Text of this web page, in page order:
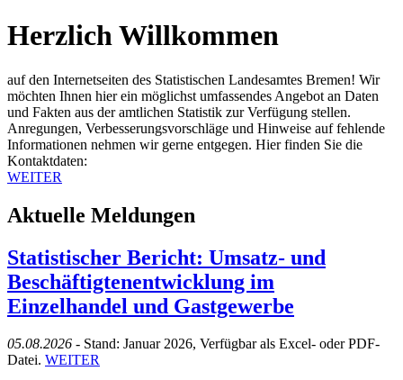
Herzlich Willkommen
auf den Internetseiten des Statistischen Landesamtes Bremen! Wir
möchten Ihnen hier ein möglichst umfassendes Angebot an Daten
und Fakten aus der amtlichen Statistik zur Verfügung stellen.
Anregungen, Verbesserungsvorschläge und Hinweise auf fehlende
Informationen nehmen wir gerne entgegen. Hier finden Sie die
Kontaktdaten:
WEITER
Aktuelle Meldungen
Statistischer Bericht: Umsatz- und
Beschäftigtenentwicklung im
Einzelhandel und Gastgewerbe
05.08.2026 - Stand: Januar 2026, Verfügbar als Excel- oder PDF-
Datei. WEITER